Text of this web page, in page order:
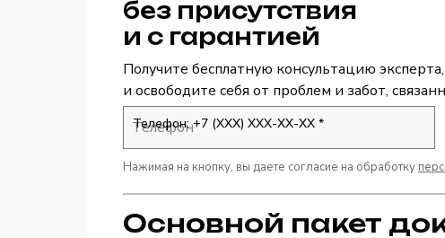
без присутствия
и с гарантией
Получите бесплатную консультацию эксперта,
и освободите себя от проблем и забот,
Телефон: +7 (ХХХ) ХХХ-ХХ-ХХ *
Нажимая на кнопку, вы даете согласие на обработку
Основной пакет